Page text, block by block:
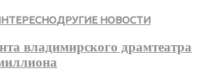
ДРУГИЕ НОВОСТИ
владимирского драмтеатра